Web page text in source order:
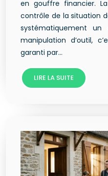
en gouffre financier.
contrôle de la situation
systématiquement
manipulation d’outil,
garanti par…
LIRE LA SUITE